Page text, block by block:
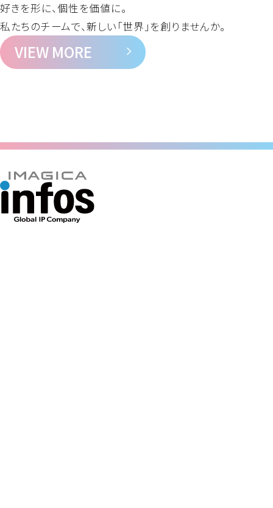
好きを形に、個性を価値に。
私たちのチームで、新しい「世界」を創りませんか。
VIEW MORE